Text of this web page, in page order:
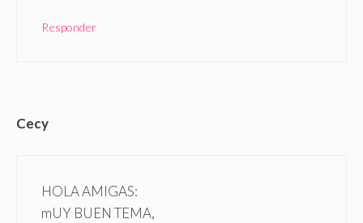
Responder
Cecy
HOLA AMIGAS:
mUY BUEN TEMA,